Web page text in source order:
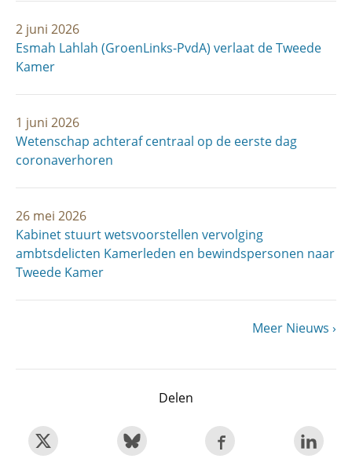
2 juni 2026
Esmah Lahlah (GroenLinks-PvdA) verlaat de Tweede
Kamer
1 juni 2026
Wetenschap achteraf centraal op de eerste dag
coronaverhoren
26 mei 2026
Kabinet stuurt wetsvoorstellen vervolging
ambtsdelicten Kamerleden en bewindspersonen naar
Tweede Kamer
Volgende
Meer Nieuws
Delen